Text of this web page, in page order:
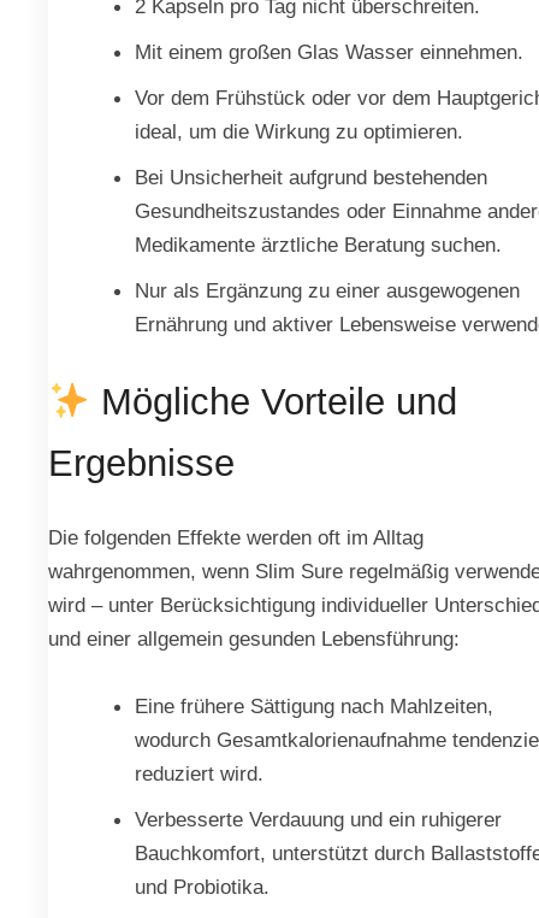
2 Kapseln pro Tag nicht überschreiten.
Mit einem großen Glas Wasser einnehmen.
Vor dem Frühstück oder vor dem
ideal, um die Wirkung zu optimieren.
Bei Unsicherheit aufgrund bestehenden
Gesundheitszustandes oder Einnahme
Medikamente ärztliche Beratung suchen.
Nur als Ergänzung zu einer ausgewogenen
Ernährung und aktiver Lebensweise
Mögliche Vorteile und
Ergebnisse
Die folgenden Effekte werden oft im Alltag
wahrgenommen, wenn Slim Sure regelmäßig
wird – unter Berücksichtigung individueller
und einer allgemein gesunden Lebensführung:
Eine frühere Sättigung nach Mahlzeiten,
wodurch Gesamtkalorienaufnahme
reduziert wird.
Verbesserte Verdauung und ein ruhigerer
Bauchkomfort, unterstützt durch
und Probiotika.